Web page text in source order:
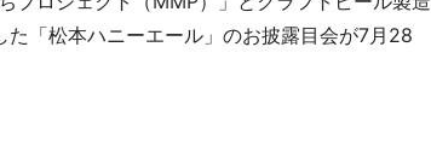
「松本ハニーエール」のお披露目会が7月28